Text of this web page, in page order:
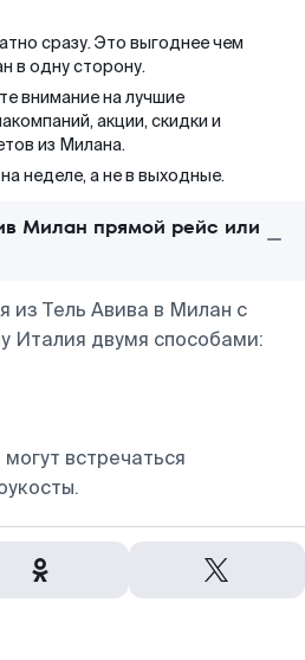
сразу. Это выгоднее чем
в одну сторону.
внимание на лучшие
акции, скидки и
из Милана.
неделе, а не в выходные.
Милан прямой рейс или
из Тель Авива в Милан с
Италия двумя способами:
встречаться